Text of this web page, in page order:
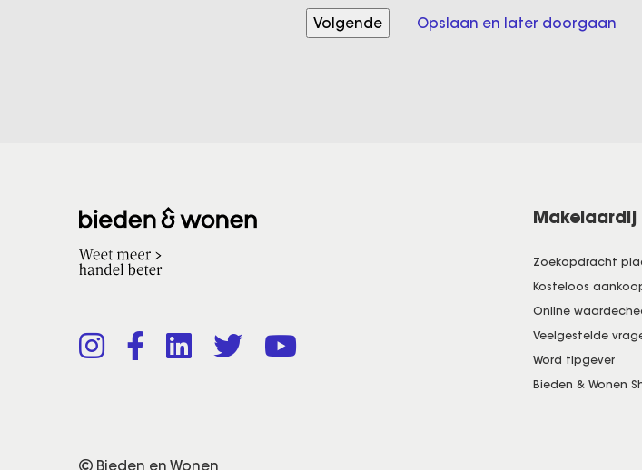
Opslaan en later doorgaan
Makelaardij
Zoekopdracht
Kosteloos
Online
Veelgestelde
Word tipgever
Bieden & Wonen
Bieden en Wonen